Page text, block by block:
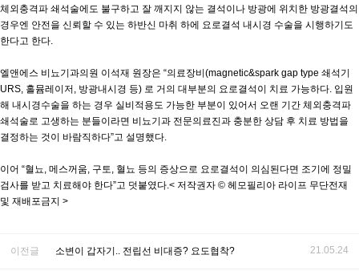
체외충격파 쇄석술에도 불구하고 잘 깨지지 않는 결석이나 방광에 위치한 방광결석의
경우엔 안전을 신뢰할 수 있는 하반신 마취 하에 요로결석 내시경 수술을 시행하기도
한다고 한다.
엘앤에스 비뇨기과의원 이석재 원장은 “의료장비(magnetic&spark gap type 쇄석기
URS, 홀뮴레이저, 방광내시경 등) 로 거의 대부분의 요로결석이 치료 가능하다. 입원
해 내시경수술을 하는 경우 실비적용도 가능한 부분이 있어서 오랜 기간 체외충격파
쇄석술로 고생하는 분들이라면 비뇨기과 전문의료진과 충분한 상담 후 치료 방법을
결정하는 것이 바람직하다”고 설명했다.
이어 “혈뇨, 메스꺼움, 구토, 혈뇨 등의 증상으로 요로결석이 의심된다면 조기에 정밀
검사를 받고 치료해야 한다”고 덧붙였다.< 저작권자 © 헤모필리아 라이프 무단전재
및 재배포금지 >
이전글 소변이 갑자기.. 전립선 비대증? 요도협착? 21.05.24